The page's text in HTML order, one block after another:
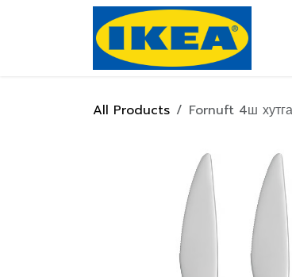
Skip to Content
All Products Fornuft 4ш хутга